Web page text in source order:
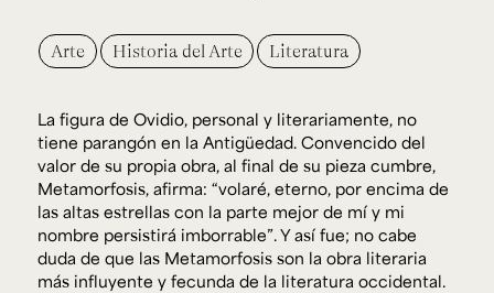
Arte Historia del Arte Literatura
La figura de Ovidio, personal y literariamente, no
tiene parangón en la Antigüedad. Convencido del
valor de su propia obra, al final de su pieza cumbre,
Metamorfosis, afirma: “volaré, eterno, por encima de
las altas estrellas con la parte mejor de mí y mi
nombre persistirá imborrable”. Y así fue; no cabe
duda de que las Metamorfosis son la obra literaria
más influyente y fecunda de la literatura occidental.